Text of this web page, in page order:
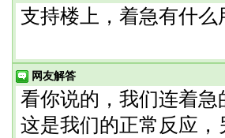
支持楼上，着急有什
网友解答
看你说的，我们连着
这是我们的正常反应